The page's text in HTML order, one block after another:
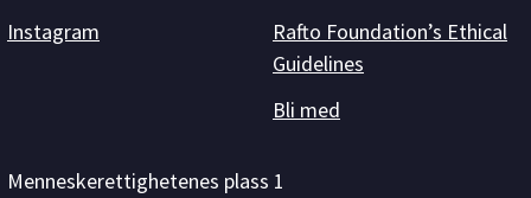
Instagram
Rafto Foundation’s Ethical
Guidelines
Bli med
Menneskerettighetenes plass 1